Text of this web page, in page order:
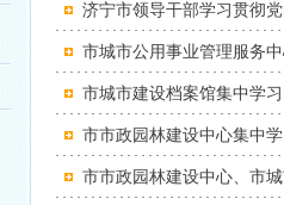
济宁市领导干部学习贯彻
市城市公用事业管理服务
市城市建设档案馆集中学
市市政园林建设中心集中
市市政园林建设中心、市